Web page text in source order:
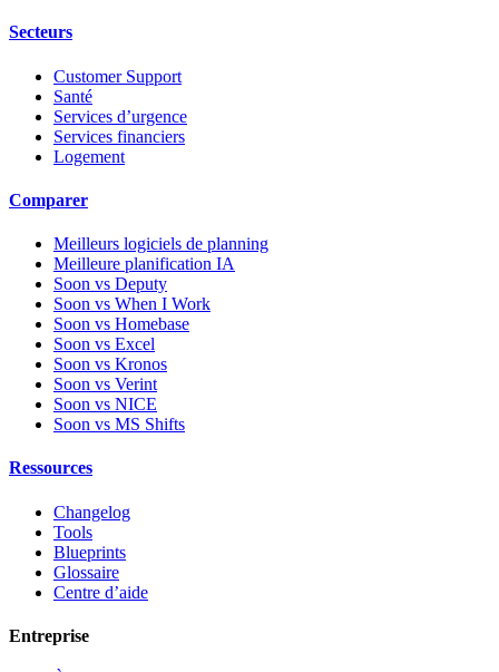
Secteurs
Customer Support
Santé
Services d’urgence
Services financiers
Logement
Comparer
Meilleurs logiciels de planning
Meilleure planification IA
Soon vs Deputy
Soon vs When I Work
Soon vs Homebase
Soon vs Excel
Soon vs Kronos
Soon vs Verint
Soon vs NICE
Soon vs MS Shifts
Ressources
Changelog
Tools
Blueprints
Glossaire
Centre d’aide
Entreprise